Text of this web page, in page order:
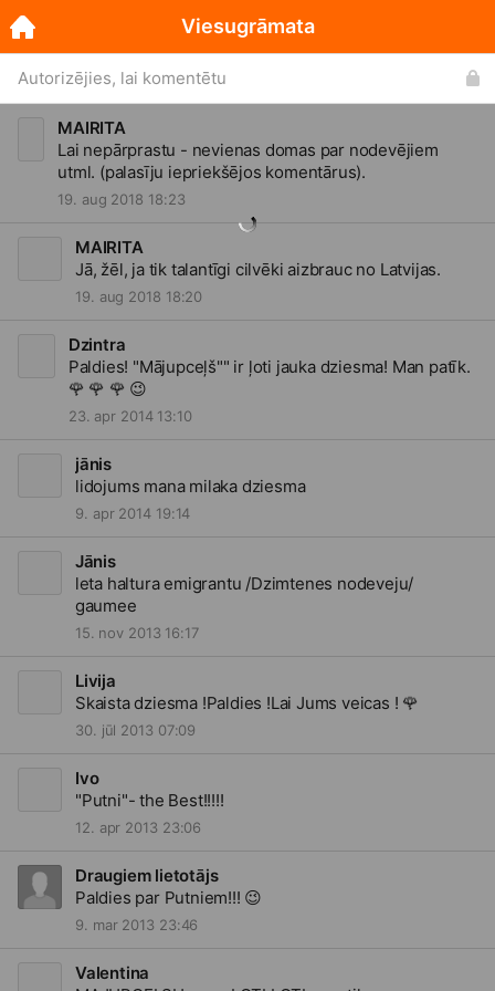
Autorizējies, lai komentētu
MAIRITA
Lai nepārprastu - nevienas domas par nodevējiem
utml. (palasīju iepriekšējos komentārus).
19. aug 2018 18:23
MAIRITA
Jā, žēl, ja tik talantīgi cilvēki aizbrauc no Latvijas.
19. aug 2018 18:20
Dzintra
Paldies! "Mājupceļš"" ir ļoti jauka dziesma! Man patīk.
🌹 🌹 🌹 😉
23. apr 2014 13:10
jānis
lidojums mana milaka dziesma
9. apr 2014 19:14
Jānis
leta haltura emigrantu /Dzimtenes nodeveju/
gaumee
15. nov 2013 16:17
Livija
Skaista dziesma !Paldies !Lai Jums veicas ! 🌹
30. jūl 2013 07:09
Ivo
"Putni"- the Best!!!!!
12. apr 2013 23:06
Draugiem lietotājs
Paldies par Putniem!!! 😉
9. mar 2013 23:46
Valentina
Viesugrāmata